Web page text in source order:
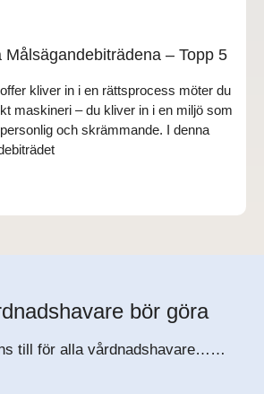
Målsägandebiträdena – Topp 5
kliver in i en rättsprocess möter du
maskineri – du kliver in i en miljö som
och skrämmande. I denna
bör göra
till för alla vårdnadshavare……